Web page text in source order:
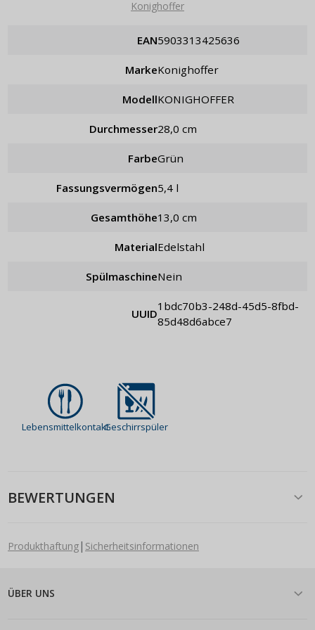
Konighoffer
EAN 5903313425636
Marke Konighoffer
Modell KONIGHOFFER
Durchmesser 28,0 cm
Farbe Grün
Fassungsvermögen 5,4 l
Gesamthöhe 13,0 cm
Material Edelstahl
Spülmaschine Nein
UUID
1bdc70b3-248d-45d5-8fbd-
85d48d6abce7
LebensmittelkontaktGeschirrspüler
BEWERTUNGEN
Produkthaftung| Sicherheitsinformationen
ÜBER UNS